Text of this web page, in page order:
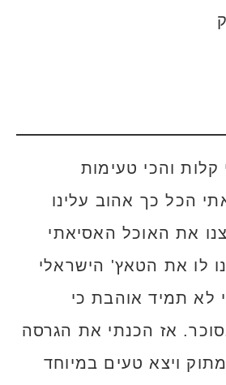
והכי טעימות
הכל כך אהוב עלינו
את האוכל האסיאתי
לו את הטאץ' הישראלי
לא תמיד אוהבת כי
אז הכנתי את הגרסה
ויצא טעים במיוחד